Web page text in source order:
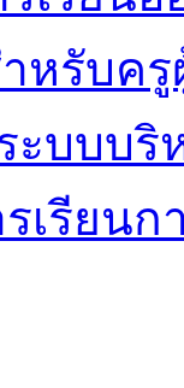
หรับค
บบบริ
เรียน